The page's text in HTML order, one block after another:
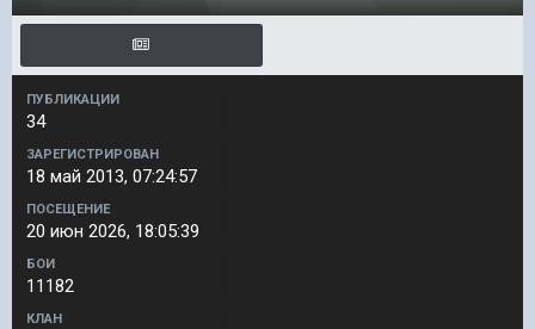
ПУБЛИКАЦИИ
34
ЗАРЕГИСТРИРОВАН
18 май 2013, 07:24:57
ПОСЕЩЕНИЕ
20 июн 2026, 18:05:39
БОИ
11182
КЛАН